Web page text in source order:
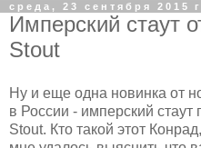
среда, 23 сентября 2015
Имперский стаут
Stout
Ну и еще одна новинка от
в России - имперский
Stout. Кто такой этот